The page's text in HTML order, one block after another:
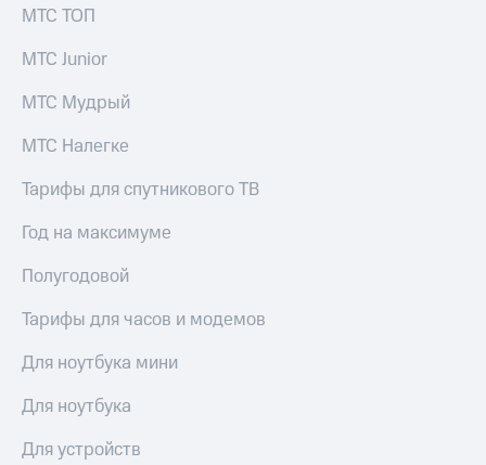
МТС ТОП
МТС Junior
МТС Мудрый
МТС Налегке
Тарифы для спутникового ТВ
Год на максимуме
Полугодовой
Тарифы для часов и модемов
Для ноутбука мини
Для ноутбука
Для устройств